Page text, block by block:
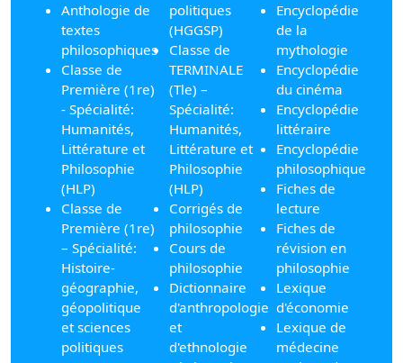
Anthologie de
textes
philosophiques
Classe de
Première (1re)
- Spécialité:
Humanités,
Littérature et
Philosophie
(HLP)
Classe de
Première (1re)
– Spécialité:
Histoire-
géographie,
géopolitique
et sciences
politiques
politiques
(HGGSP)
Classe de
TERMINALE
(Tle) –
Spécialité:
Humanités,
Littérature et
Philosophie
(HLP)
Corrigés de
philosophie
Cours de
philosophie
Dictionnaire
d'anthropologie
et
d'ethnologie
Encyclopédie
de la
mythologie
Encyclopédie
du cinéma
Encyclopédie
littéraire
Encyclopédie
philosophique
Fiches de
lecture
Fiches de
révision en
philosophie
Lexique
d'économie
Lexique de
médecine